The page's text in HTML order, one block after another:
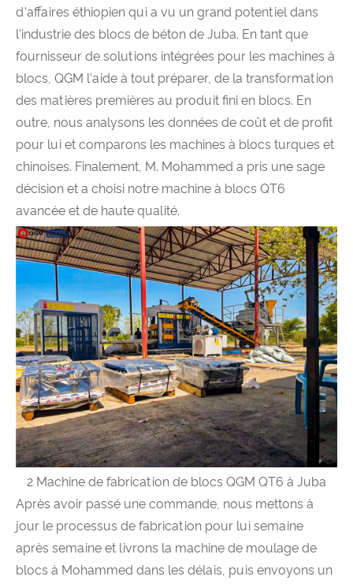
d'affaires éthiopien qui a vu un grand potentiel dans
l'industrie des blocs de béton de Juba. En tant que
fournisseur de solutions intégrées pour les machines à
blocs, QGM l'aide à tout préparer, de la transformation
des matières premières au produit fini en blocs. En
outre, nous analysons les données de coût et de profit
pour lui et comparons les machines à blocs turques et
chinoises. Finalement, M. Mohammed a pris une sage
décision et a choisi notre machine à blocs QT6
avancée et de haute qualité.
2 Machine de fabrication de blocs QGM QT6 à Juba
Après avoir passé une commande, nous mettons à
jour le processus de fabrication pour lui semaine
après semaine et livrons la machine de moulage de
blocs à Mohammed dans les délais, puis envoyons un